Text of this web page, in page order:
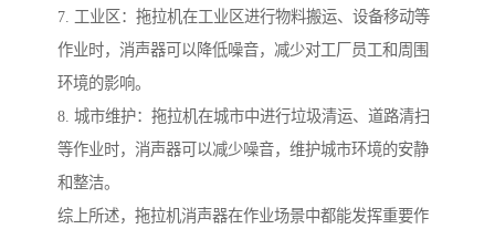
7. 工业区：拖拉机在工业区进行物料搬运、设备移动等
作业时，消声器可以降低噪音，减少对工厂员工和周围
环境的影响。
8. 城市维护：拖拉机在城市中进行垃圾清运、道路清扫
等作业时，消声器可以减少噪音，维护城市环境的安静
和整洁。
综上所述，拖拉机消声器在作业场景中都能发挥重要作